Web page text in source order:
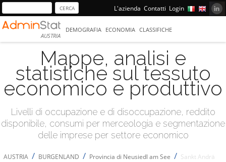
L'azienda Contatti Login
AUSTRIA
DEMOGRAFIA ECONOMIA CLASSIFICHE
Mappe, analisi e
statistiche sul tessuto
economico e produttivo
Livelli di occupazione e di disoccupazione, reddito
disponibile, consumi per merceologia e segmentazione
delle imprese per settore economico
AUSTRIA / BURGENLAND / Provincia di Neusiedl am See / Sankt Andrä